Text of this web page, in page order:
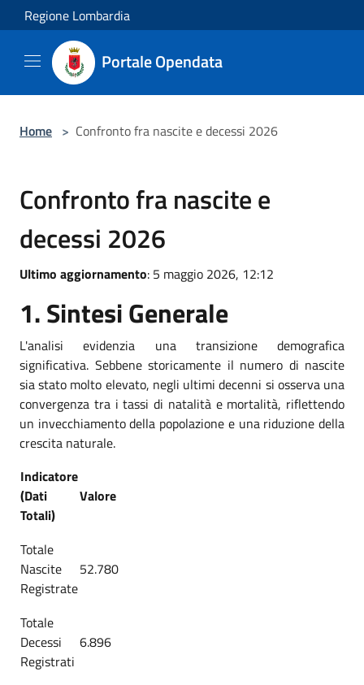
Salta al contenuto principale
Regione Lombardia
Portale Opendata
Home > Confronto fra nascite e decessi 2026
Confronto fra nascite e
decessi 2026
Ultimo aggiornamento: 5 maggio 2026, 12:12
1. Sintesi Generale
L'analisi evidenzia una transizione demografica
significativa. Sebbene storicamente il numero di nascite
sia stato molto elevato, negli ultimi decenni si osserva una
convergenza tra i tassi di natalità e mortalità, riflettendo
un invecchiamento della popolazione e una riduzione della
crescita naturale.
Indicatore
(Dati
Totali)
Valore
Totale
Nascite
Registrate
52.780
Totale
Decessi
Registrati
6.896